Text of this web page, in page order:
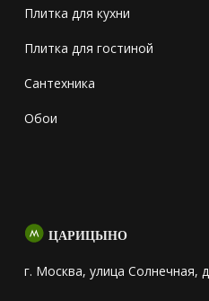
Плитка для кухни
Плитка для гостиной
Сантехника
Обои
ЦАРИЦЫНО
г. Москва, улица Солнечная,